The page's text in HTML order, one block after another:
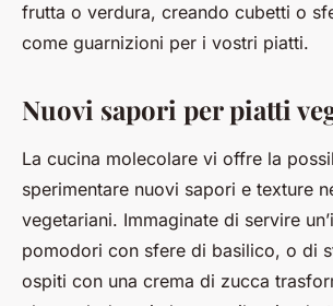
frutta o verdura, creando cubetti o
come guarnizioni per i vostri piatti.
Nuovi sapori per piatti
La cucina molecolare vi offre la
sperimentare nuovi sapori e texture
vegetariani. Immaginate di servire
pomodori con sfere di basilico, o di
ospiti con una crema di zucca